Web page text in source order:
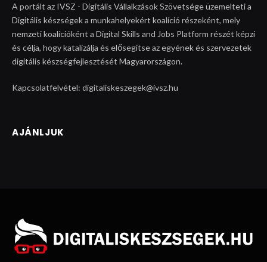
A portált az IVSZ - Digitális Vállalkzások Szövetsége üzemelteti a
Digitális készségek a munkahelyekért koalíció részeként, mely
nemzeti koalícióként a Digital Skills and Jobs Platform részét képzi
és célja, hogy katalizálja és elősegítse az egyének és szervezetek
digitális készségfejlesztését Magyarországon.
Kapcsolatfelvétel: digitaliskeszegek@ivsz.hu
AJÁNLJUK